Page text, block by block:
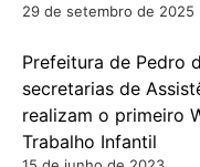
29 de setembro de 2025
Prefeitura de Pedro
secretarias de
realizam o primeiro
Trabalho Infantil